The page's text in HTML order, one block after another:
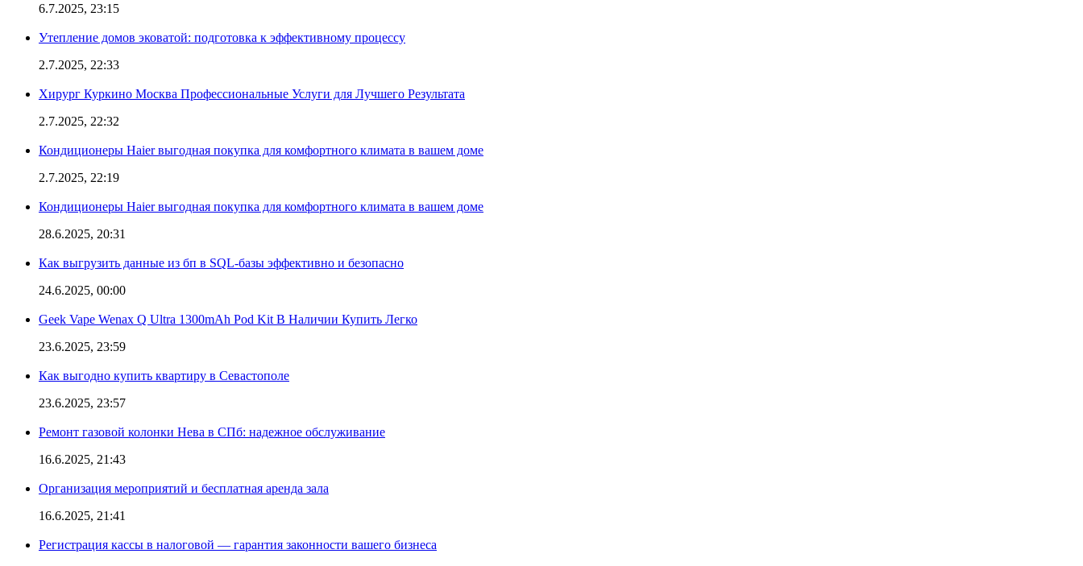
6.7.2025, 23:15
Утепление домов эковатой: подготовка к эффективному процессу
2.7.2025, 22:33
Хирург Куркино Москва Профессиональные Услуги для Лучшего Результата
2.7.2025, 22:32
Кондиционеры Haier выгодная покупка для комфортного климата в вашем доме
2.7.2025, 22:19
Кондиционеры Haier выгодная покупка для комфортного климата в вашем доме
28.6.2025, 20:31
Как выгрузить данные из бп в SQL-базы эффективно и безопасно
24.6.2025, 00:00
Geek Vape Wenax Q Ultra 1300mAh Pod Kit В Наличии Купить Легко
23.6.2025, 23:59
Как выгодно купить квартиру в Севастополе
23.6.2025, 23:57
Ремонт газовой колонки Нева в СПб: надежное обслуживание
16.6.2025, 21:43
Организация мероприятий и бесплатная аренда зала
16.6.2025, 21:41
Регистрация кассы в налоговой — гарантия законности вашего бизнеса